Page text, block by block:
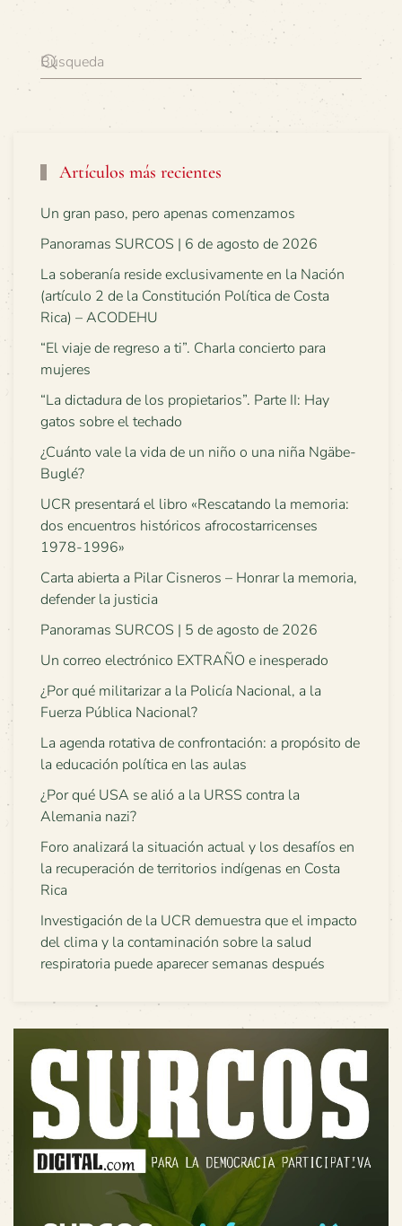
Artículos más recientes
Un gran paso, pero apenas comenzamos
Panoramas SURCOS | 6 de agosto de 2026
La soberanía reside exclusivamente en la Nación
(artículo 2 de la Constitución Política de Costa
Rica) – ACODEHU
“El viaje de regreso a ti”. Charla concierto para
mujeres
“La dictadura de los propietarios”. Parte II: Hay
gatos sobre el techado
¿Cuánto vale la vida de un niño o una niña Ngäbe-
Buglé?
UCR presentará el libro «Rescatando la memoria:
dos encuentros históricos afrocostarricenses
1978-1996»
Carta abierta a Pilar Cisneros – Honrar la memoria,
defender la justicia
Panoramas SURCOS | 5 de agosto de 2026
Un correo electrónico EXTRAÑO e inesperado
¿Por qué militarizar a la Policía Nacional, a la
Fuerza Pública Nacional?
La agenda rotativa de confrontación: a propósito de
la educación política en las aulas
¿Por qué USA se alió a la URSS contra la
Alemania nazi?
Foro analizará la situación actual y los desafíos en
la recuperación de territorios indígenas en Costa
Rica
Investigación de la UCR demuestra que el impacto
del clima y la contaminación sobre la salud
respiratoria puede aparecer semanas después